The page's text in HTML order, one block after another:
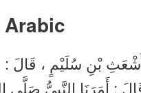
Arabic
بْنِ سُلَيْمٍ ،
: أَمَرَنَا النَّبِيُّ صَلَّى